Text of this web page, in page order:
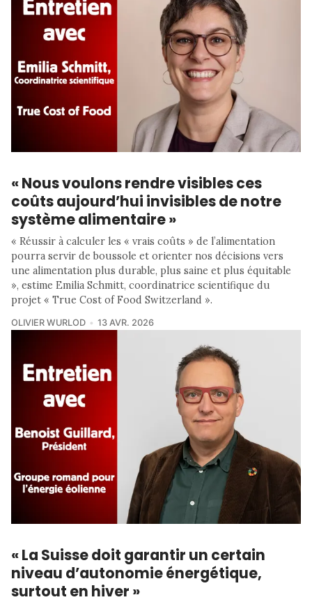
« Nous voulons rendre visibles ces
coûts aujourd’hui invisibles de notre
système alimentaire »
« Réussir à calculer les « vrais coûts » de l’alimentation
pourra servir de boussole et orienter nos décisions vers
une alimentation plus durable, plus saine et plus équitable
», estime Emilia Schmitt, coordinatrice scientifique du
projet « True Cost of Food Switzerland ».
OLIVIER WURLOD 13 AVR. 2026
« La Suisse doit garantir un certain
niveau d’autonomie énergétique,
surtout en hiver »